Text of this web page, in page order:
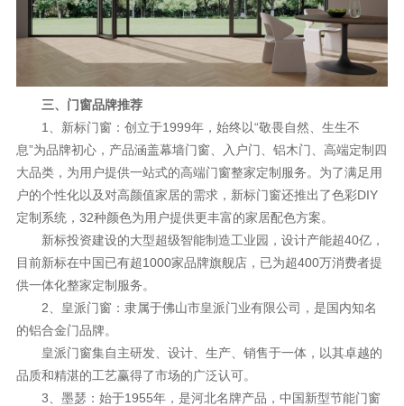
三、门窗品牌推荐
1、新标门窗：创立于1999年，始终以“敬畏自然、生生不
息”为品牌初心，产品涵盖幕墙门窗、入户门、铝木门、高端定制四
大品类，为用户提供一站式的高端门窗整家定制服务。为了满足用
户的个性化以及对高颜值家居的需求，新标门窗还推出了色彩DIY
定制系统，32种颜色为用户提供更丰富的家居配色方案。
新标投资建设的大型超级智能制造工业园，设计产能超40亿，
目前新标在中国已有超1000家品牌旗舰店，已为超400万消费者提
供一体化整家定制服务。
2、皇派门窗：隶属于佛山市皇派门业有限公司，是国内知名
的铝合金门品牌。
皇派门窗集自主研发、设计、生产、销售于一体，以其卓越的
品质和精湛的工艺赢得了市场的广泛认可。
3、墨瑟：始于1955年，是河北名牌产品，中国新型节能门窗